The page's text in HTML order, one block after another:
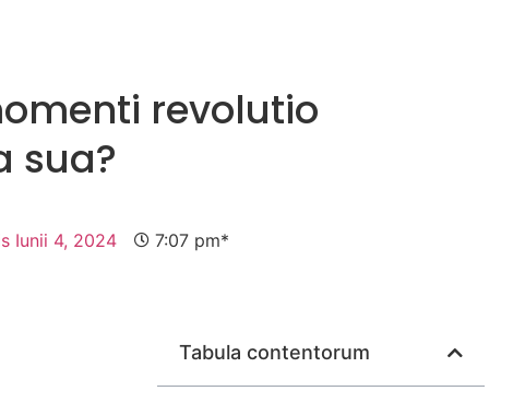
revolutio
sua?
Iunii 4, 2024 7:07 pm*
Tabula contentorum